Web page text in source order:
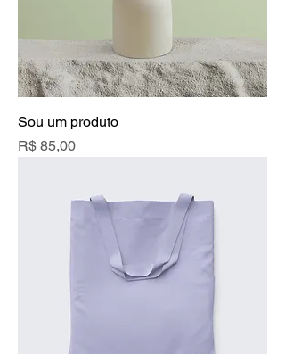
Sou um produto
Preço
R$ 85,00